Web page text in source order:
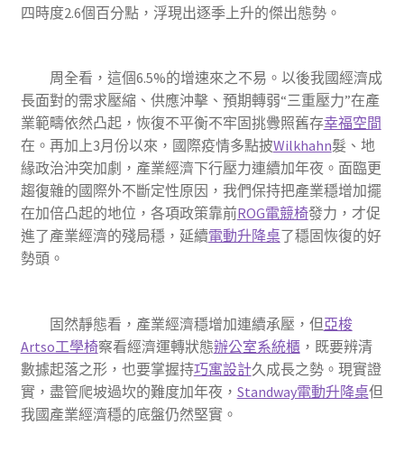
四時度2.6個百分點，浮現出逐季上升的傑出態勢。
周全看，這個6.5%的增速來之不易。以後我國經濟成
長面對的需求壓縮、供應沖擊、預期轉弱“三重壓力”在產
業範疇依然凸起，恢復不平衡不牢固挑釁照舊存幸福空間
在。再加上3月份以來，國際疫情多點披Wilkhahn髮、地
緣政治沖突加劇，產業經濟下行壓力連續加年夜。面臨更
趨復雜的國際外不斷定性原因，我們保持把產業穩增加擺
在加倍凸起的地位，各項政策靠前ROG電競椅發力，才促
進了產業經濟的殘局穩，延續電動升降桌了穩固恢復的好
勢頭。
固然靜態看，產業經濟穩增加連續承壓，但亞梭
Artso工學椅察看經濟運轉狀態辦公室系統櫃，既要辨清
數據起落之形，也要掌握持巧寓設計久成長之勢。現實證
實，盡管爬坡過坎的難度加年夜， Standway電動升降桌但
我國產業經濟穩的底盤仍然堅實。